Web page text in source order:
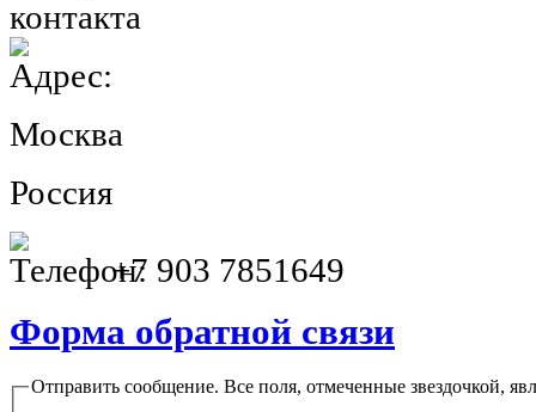
Москва
Россия
+7 903 7851649
Форма обратной связи
Отправить сообщение. Все поля, отмеченные звездочкой,